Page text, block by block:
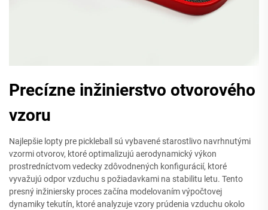
Precízne inžinierstvo otvorového
vzoru
Najlepšie lopty pre pickleball sú vybavené starostlivo navrhnutými
vzormi otvorov, ktoré optimalizujú aerodynamický výkon
prostredníctvom vedecky zdôvodnených konfigurácií, ktoré
vyvažujú odpor vzduchu s požiadavkami na stabilitu letu. Tento
presný inžiniersky proces začína modelovaním výpočtovej
dynamiky tekutín, ktoré analyzuje vzory prúdenia vzduchu okolo